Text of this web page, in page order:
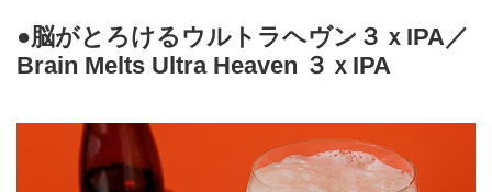
●脳がとろけるウルトラヘヴン３ｘIPA／
Brain Melts Ultra Heaven ３ｘIPA